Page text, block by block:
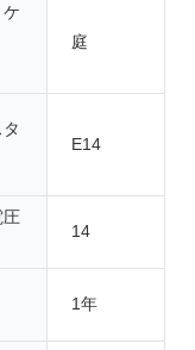
庭
E14
圧
14
1年